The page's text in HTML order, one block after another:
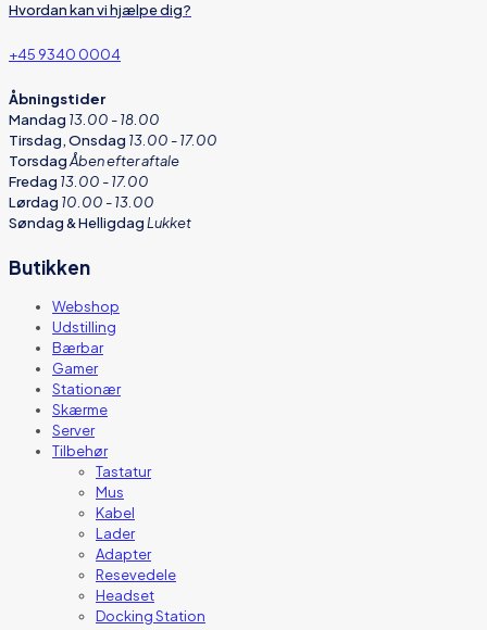
Hvordan kan vi hjælpe dig?
+45 9340 0004
Åbningstider
Mandag 13.00 - 18.00
Tirsdag, Onsdag 13.00 - 17.00
TorsdagÅben efter aftale
Fredag 13.00 - 17.00
Lørdag 10.00 - 13.00
Søndag & HelligdagLukket
Butikken
Webshop
Udstilling
Bærbar
Gamer
Stationær
Skærme
Server
Tilbehør
Tastatur
Mus
Kabel
Lader
Adapter
Resevedele
Headset
Docking Station